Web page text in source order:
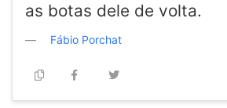
as botas dele de volta.
Fábio Porchat